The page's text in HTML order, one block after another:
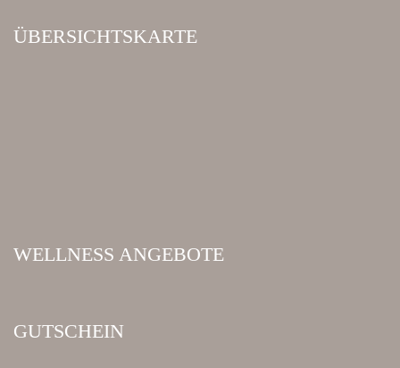
ÜBERSICHTSKARTE
WELLNESS ANGEBOTE
GUTSCHEIN